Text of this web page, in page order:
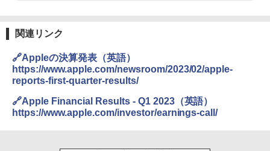
関連リンク
🔗Appleの決算発表（英語）
https://www.apple.com/newsroom/2023/02/apple-
reports-first-quarter-results/
🔗Apple Financial Results - Q1 2023（英語）
https://www.apple.com/investor/earnings-call/